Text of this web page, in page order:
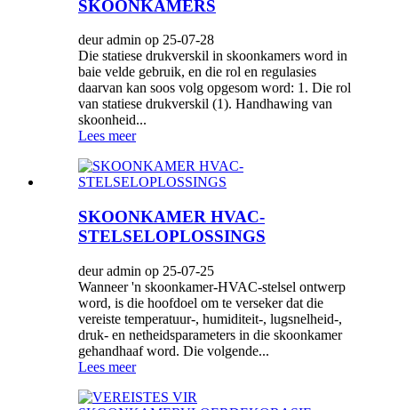
SKOONKAMERS
deur admin op 25-07-28
Die statiese drukverskil in skoonkamers word in
baie velde gebruik, en die rol en regulasies
daarvan kan soos volg opgesom word: 1. Die rol
van statiese drukverskil (1). Handhawing van
skoonheid...
Lees meer
SKOONKAMER HVAC-
STELSELOPLOSSINGS
deur admin op 25-07-25
Wanneer 'n skoonkamer-HVAC-stelsel ontwerp
word, is die hoofdoel om te verseker dat die
vereiste temperatuur-, humiditeit-, lugsnelheid-,
druk- en netheidsparameters in die skoonkamer
gehandhaaf word. Die volgende...
Lees meer